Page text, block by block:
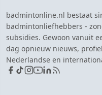
badmintonline.nl bestaat
badmintonliefhebbers -
subsidies. Gewoon vanuit
dag opnieuw nieuws,
Nederlandse en